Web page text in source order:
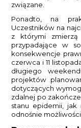
związane.
Ponadto, na
Uczestników na
z którymi
przypadające w
konsekwencje
czerwca i 11
długiego
projektów
dotyczących
zdalnej po
stanu epidemii, jak
odnośnie